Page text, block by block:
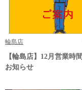
輪島店
【輪島店】12月営業時
お知らせ